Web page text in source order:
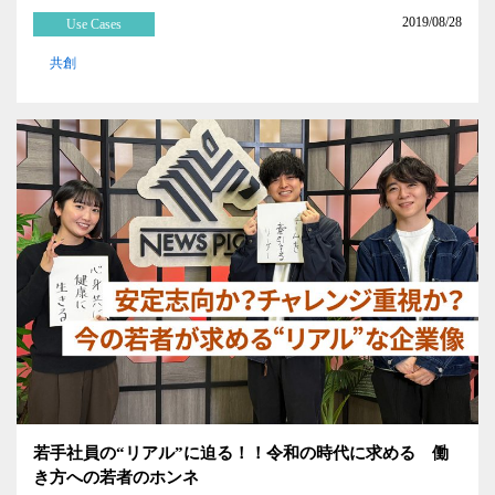
2019/08/28
Use Cases
共創
若手社員の“リアル”に迫る！！令和の時代に求める 働
き方への若者のホンネ